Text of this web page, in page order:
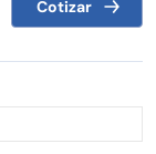
Cotizar